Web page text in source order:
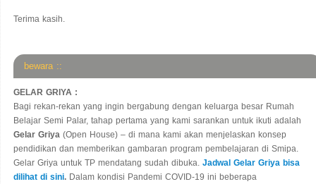
Terima kasih.
bewara ::
GELAR GRIYA :
Bagi rekan-rekan yang ingin bergabung dengan keluarga besar Rumah
Belajar Semi Palar, tahap pertama yang kami sarankan untuk ikuti adalah
Gelar Griya (Open House) – di mana kami akan menjelaskan konsep
pendidikan dan memberikan gambaran program pembelajaran di Smipa.
Gelar Griya untuk TP mendatang sudah dibuka. Jadwal Gelar Griya bisa
dilihat di sini. Dalam kondisi Pandemi COVID-19 ini beberapa